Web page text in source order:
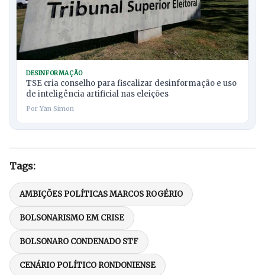
DESINFORMAÇÃO
TSE cria conselho para fiscalizar desinformação e uso
de inteligência artificial nas eleições
Por Yan Simon
Tags:
AMBIÇÕES POLÍTICAS MARCOS ROGÉRIO
BOLSONARISMO EM CRISE
BOLSONARO CONDENADO STF
CENÁRIO POLÍTICO RONDONIENSE